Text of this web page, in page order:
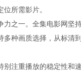
所需影片。
力之一。全集电影网坚
多种画质选择，从标清
别注重播放的稳定性和